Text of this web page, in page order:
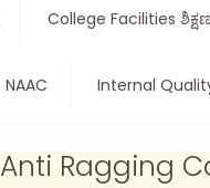
College Facilities
NAAC Internal
Anti Ragging